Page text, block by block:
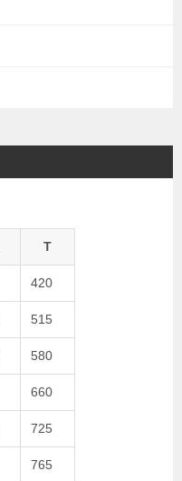
T
420
515
580
660
725
765